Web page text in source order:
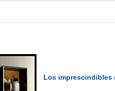
Los imprescindibles